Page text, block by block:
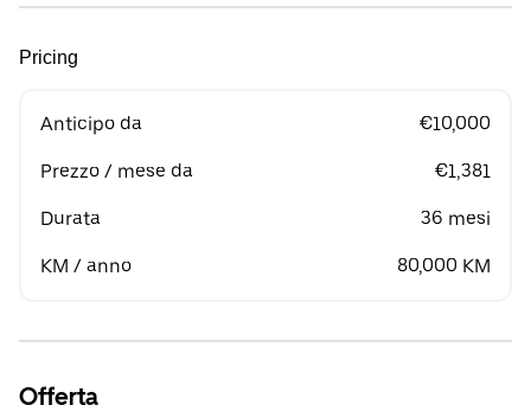
Pricing
Anticipo da €10,000
Prezzo / mese da €1,381
Durata 36 mesi
KM / anno 80,000 KM
Offerta